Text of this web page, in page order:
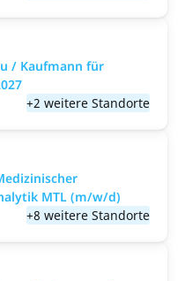
/ Kaufmann für
+2 weitere Standorte
MTL (m/w/d)
+8 weitere Standorte